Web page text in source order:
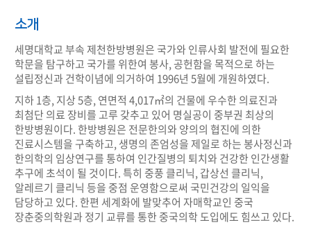
소개
세명대학교 부속 제천한방병원은 국가와 인류사회 발전에 필요한
학문을 탐구하고 국가를 위한여 봉사, 공헌함을 목적으로 하는
설립정신과 건학이념에 의거하여 1996년 5월에 개원하였다.
지하 1층, 지상 5층, 연면적 4,017㎡의 건물에 우수한 의료진과
최첨단 의료 장비를 고루 갖추고 있어 명실공이 중부권 최상의
한방병원이다. 한방병원은 전문한의와 양의의 협진에 의한
진료시스템을 구축하고, 생명의 존엄성을 제일로 하는 봉사정신과
한의학의 임상연구를 통하여 인간질병의 퇴치와 건강한 인간생활
추구에 초석이 될 것이다. 특히 중풍 클리닉, 갑상선 클리닉,
알레르기 클리닉 등을 중점 운영함으로써 국민건강의 일익을
담당하고 있다. 한편 세계화에 발맞추어 자매학교인 중국
장춘중의학원과 정기 교류를 통한 중국의학 도입에도 힘쓰고 있다.